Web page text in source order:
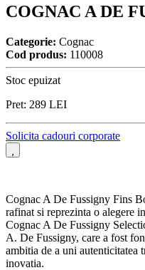
COGNAC A DE
Categorie: Cognac
Cod produs: 110008
Stoc epuizat
Pret: 289 LEI
Solicita cadouri corporate
Cognac A De Fussigny Fins
rafinat si reprezinta o alegere
Cognac A De Fussigny
A. De Fussigny, care a fost
ambitia de a uni autenticitatea
inovatia.